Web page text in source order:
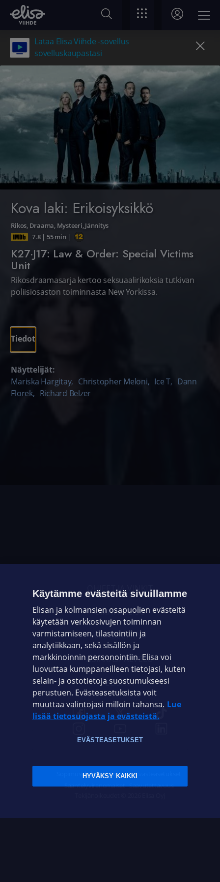
Lataa Elisa Viihde -sovellus
sovelluskaupastasi
Kova laki: Erikoisyksikkö
Rikos, Draama, Mysteeri,Jännitys
7.8| 55 min |
K27·J17: Law & Order: Special Victims
Unit
Rikosdraamasarja kertoo seksuaalirikoksia tutkivan
poliisiosaston toiminnasta New Yorkissa.
Tiedot
Näyttelijät:
Mariska Hargitay, Christopher Meloni, Ice T, Dann
Florek, Richard Belzer
OHJEET JA VINKIT
OMAYHTEISÖ
VIANSELVITYS
ASIAKASPALVELU
ELISA.FI
Sopimusehdot Tietosuoja Evästeasetukset
Sääntelyviranomaiset Saavutettavuus
Käytämme evästeitä sivuillamme
Elisan ja kolmansien osapuolien evästeitä
käytetään verkkosivujen toiminnan
varmistamiseen, tilastointiin ja
analytiikkaan, sekä sisällön ja
markkinoinnin personointiin. Elisa voi
luovuttaa kumppaneilleen tietojasi, kuten
selain- ja ostotietoja suostumukseesi
perustuen. Evästeasetuksista voit
muuttaa valintojasi milloin tahansa. Lue
lisää tietosuojasta ja evästeistä.
EVÄSTEASETUKSET
HYVÄKSY KAIKKI